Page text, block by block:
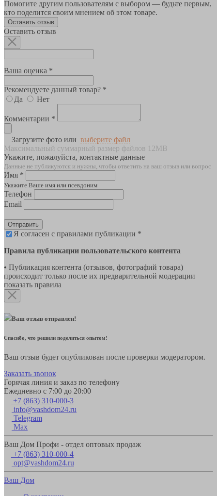
Помогите другим пользователям с выбором — будьте первым,
кто поделится своим мнением об этом товаре.
Оставить отзыв
Оставить отзыв
Ваша оценка *
Рекомендуете данный товар? *
Да
Нет
Комментарии *
Загрузите фото или выберите файл
Максимальный суммарный размер файлов 12MB
Укажите, пожалуйста, контактные данные
Данные не публикуются и нужны, чтобы ответить на ваш отзыв или вопрос
Имя *
Укажите Ваше имя или псевдоним
Телефон
Email
Отправить
Я согласен с правилами публикации *
Правила публикации пользовательского контента
• Публикация контента (отзывов, фотографий товара)
происходит только после их предварительной модерации
показать правила
Ваш отзыв отправлен!
Спасибо, что решили поделиться опытом!
Ваш отзыв будет опубликован после проверки модератором.
Заказать звонок
Горячая линия и заказ по телефону
Ежедневно с 7:00 до 20:00
+7 (863) 310-000-3
info@vashdom24.ru
Telegram
Max
Ваш Дом Профи - отдел оптовых продаж
+7 (863) 310-000-4
opt@vashdom24.ru
Ваш Дом